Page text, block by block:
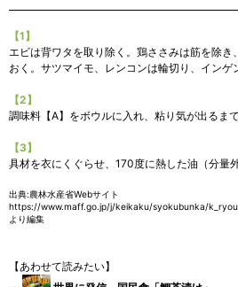
【1】
エビは背ワタを取り除く。鶏ささみは筋を除き
おく。サツマイモ、レンコンは輪切り、インゲ
【2】
調味料【A】をボウルに入れ、粘り気が出るま
【3】
具材を衣にくぐらせ、170度に熱した油（分量
出典:農林水産省Webサイト
https://www.maff.go.jp/j/keikaku/syokubunka/
より編集
【あわせて読みたい】